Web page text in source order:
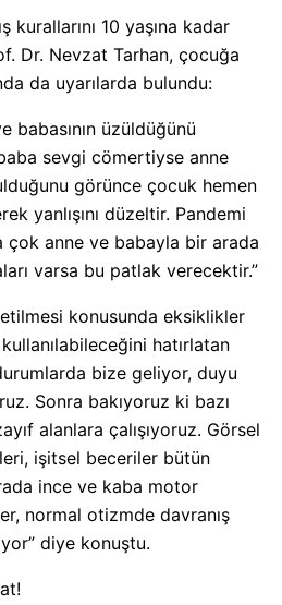
kurallarını 10 yaşına kadar
Dr. Nevzat Tarhan, çocuğa
da uyarılarda bulundu:
babasının üzüldüğünü
sevgi cömertiyse anne
görünce çocuk hemen
yanlışını düzeltir. Pandemi
çok anne ve babayla bir arada
varsa bu patlak verecektir.”
konusunda eksiklikler
hatırlatan
bize geliyor, duyu
Sonra bakıyoruz ki bazı
alanlara çalışıyoruz. Görsel
işitsel beceriler bütün
ince ve kaba motor
normal otizmde davranış
diye konuştu.